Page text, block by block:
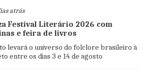
atrás
Festival Literário 2026 com
e feira de livros
levará o universo do folclore brasileiro à
entre os dias 3 e 14 de agosto